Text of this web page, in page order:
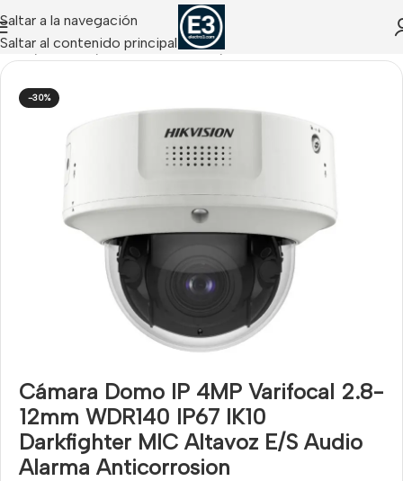
Saltar a la navegación
Saltar al contenido principal
Inicio CCTV IP/Cámaras IP Domo / Turret
-30%
Cámara Domo IP 4MP Varifocal 2.8-
12mm WDR140 IP67 IK10
Darkfighter MIC Altavoz E/S Audio
Alarma Anticorrosion